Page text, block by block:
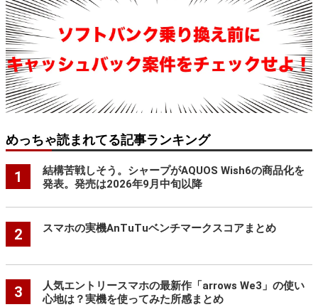
めっちゃ読まれてる記事ランキング
1
結構苦戦しそう。シャープがAQUOS Wish6の商品化を
発表。発売は2026年9月中旬以降
2 スマホの実機AnTuTuベンチマークスコアまとめ
3
人気エントリースマホの最新作「arrows We3」の使い
心地は？実機を使ってみた所感まとめ